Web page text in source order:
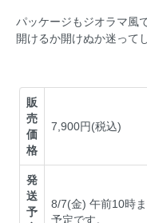
パッケージもジオラマ風
開けるか開けぬか迷って
販
売
価
格
7,900円(税込)
発
送
予
8/7(金) 午前10時
予定です。